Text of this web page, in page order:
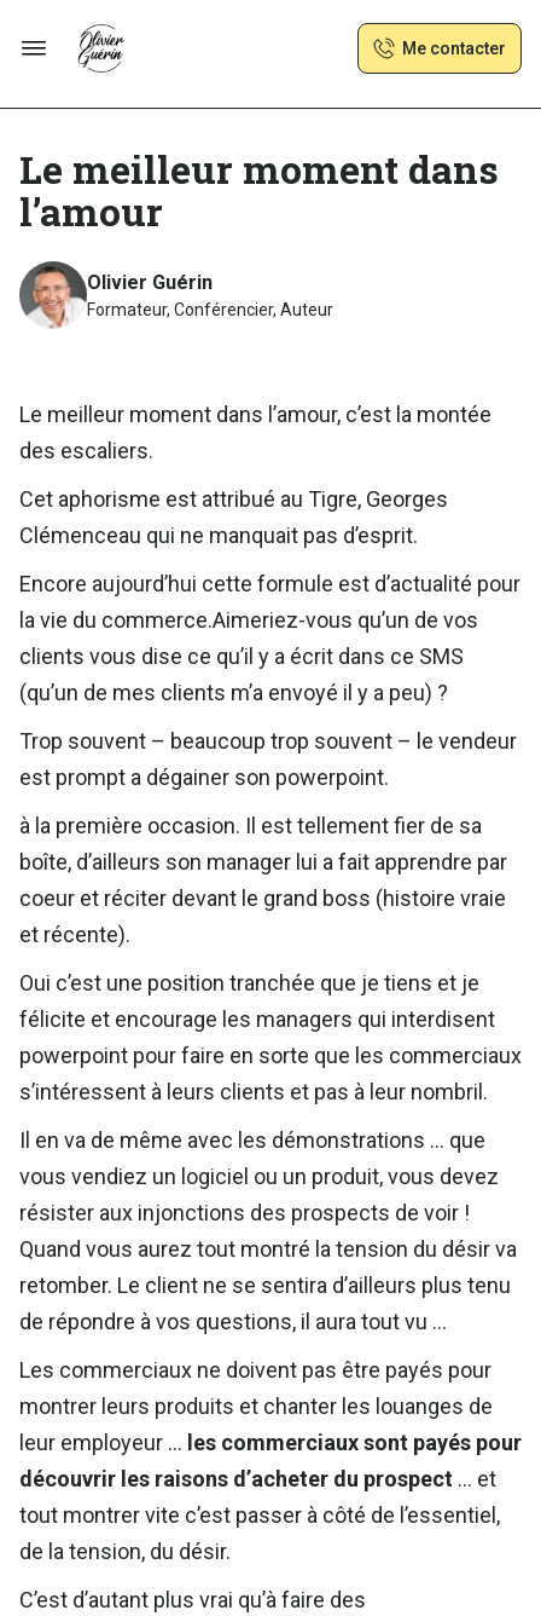
Me contacter
Le meilleur moment dans
l’amour
Olivier Guérin
Formateur, Conférencier, Auteur
Le meilleur moment dans l’amour, c’est la montée
des escaliers.
Cet aphorisme est attribué au Tigre, Georges
Clémenceau qui ne manquait pas d’esprit.
Encore aujourd’hui cette formule est d’actualité pour
la vie du commerce.Aimeriez-vous qu’un de vos
clients vous dise ce qu’il y a écrit dans ce SMS
(qu’un de mes clients m’a envoyé il y a peu) ?
Trop souvent – beaucoup trop souvent – le vendeur
est prompt a dégainer son powerpoint.
à la première occasion. Il est tellement fier de sa
boîte, d’ailleurs son manager lui a fait apprendre par
coeur et réciter devant le grand boss (histoire vraie
et récente).
Oui c’est une position tranchée que je tiens et je
félicite et encourage les managers qui interdisent
powerpoint pour faire en sorte que les commerciaux
s’intéressent à leurs clients et pas à leur nombril.
Il en va de même avec les démonstrations … que
vous vendiez un logiciel ou un produit, vous devez
résister aux injonctions des prospects de voir !
Quand vous aurez tout montré la tension du désir va
retomber. Le client ne se sentira d’ailleurs plus tenu
de répondre à vos questions, il aura tout vu …
Les commerciaux ne doivent pas être payés pour
montrer leurs produits et chanter les louanges de
leur employeur … les commerciaux sont payés pour
découvrir les raisons d’acheter du prospect … et
tout montrer vite c’est passer à côté de l’essentiel,
de la tension, du désir.
C’est d’autant plus vrai qu’à faire des